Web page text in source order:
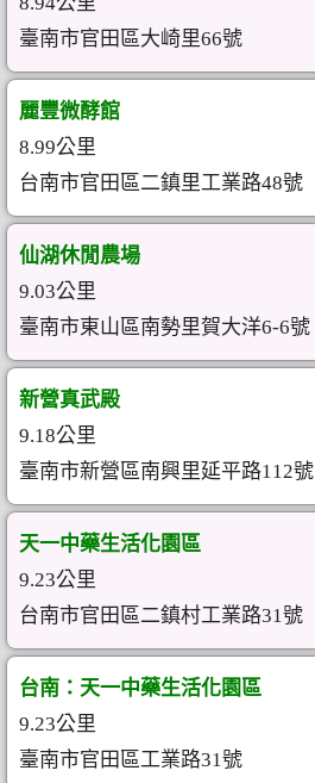
臺南市官田區大崎里66號
麗豐微酵館
8.99公里
台南市官田區二鎮里工業路48號
仙湖休閒農場
9.03公里
臺南市東山區南勢里賀大洋6-6號
新營真武殿
9.18公里
臺南市新營區南興里延平路112號
天一中藥生活化園區
9.23公里
台南市官田區二鎮村工業路31號
台南：天一中藥生活化園區
9.23公里
臺南市官田區工業路31號